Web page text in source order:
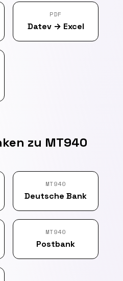
PDF
Datev→ Excel
zu MT940
MT940
Deutsche Bank
MT940
Postbank